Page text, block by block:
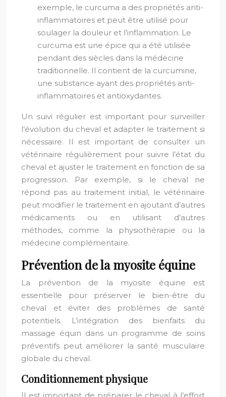
exemple, le curcuma a des propriétés anti-
inflammatoires et peut être utilisé pour
soulager la douleur et l’inflammation. Le
curcuma est une épice qui a été utilisée
pendant des siècles dans la médecine
traditionnelle. Il contient de la curcumine,
une substance ayant des propriétés anti-
inflammatoires et antioxydantes.
Un suivi régulier est important pour surveiller
l’évolution du cheval et adapter le traitement si
nécessaire. Il est important de consulter un
vétérinaire régulièrement pour suivre l’état du
cheval et ajuster le traitement en fonction de sa
progression. Par exemple, si le cheval ne
répond pas au traitement initial, le vétérinaire
peut modifier le traitement en ajoutant d’autres
médicaments ou en utilisant d’autres
méthodes, comme la physiothérapie ou la
médecine complémentaire.
Prévention de la myosite équine
La prévention de la myosite équine est
essentielle pour préserver le bien-être du
cheval et éviter des problèmes de santé
potentiels. L’intégration des bienfaits du
massage équin dans un programme de soins
préventifs peut améliorer la santé musculaire
globale du cheval.
Conditionnement physique